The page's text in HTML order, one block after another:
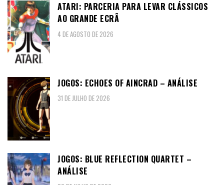
ATARI: PARCERIA PARA LEVAR CLÁSSICOS
AO GRANDE ECRÃ
4 DE AGOSTO DE 2026
JOGOS: ECHOES OF AINCRAD – ANÁLISE
31 DE JULHO DE 2026
JOGOS: BLUE REFLECTION QUARTET –
ANÁLISE